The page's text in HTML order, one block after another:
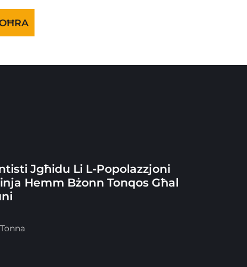
Jgħidu Li L-Popolazzjoni
Hemm Bżonn Tonqos Għal